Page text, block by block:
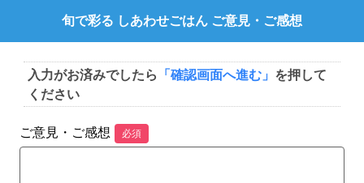
旬で彩る しあわせごはん ご意見・ご感想
入力がお済みでしたら 「確認画面へ進む」 を押して
ください
ご意見・ご感想 必須